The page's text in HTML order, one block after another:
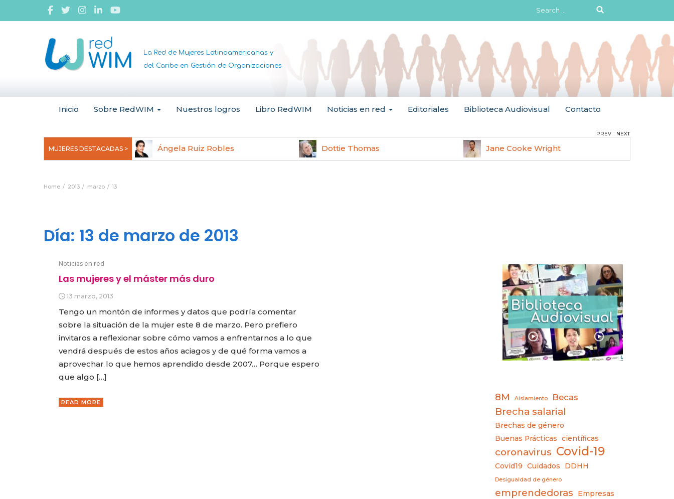
Search
for:
La Red de Mujeres Latinoamericanas y
del Caribe en Gestión de Organizaciones
Inicio Sobre RedWIM Nuestros logros Libro RedWIM Noticias en red Editoriales Biblioteca Audiovisual Contacto
MUJERES DESTACADAS >
Uchegbu, pionera en
Ángela Ruiz Robles Dottie Thomas Jane Cooke Wright
PREV NEXT
Home 2013 marzo 13
Día: 13 de marzo de 2013
Noticias en red
Las mujeres y el máster más duro
13 marzo, 2013
Tengo un montón de informes y datos que podría comentar
sobre la situación de la mujer este 8 de marzo. Pero prefiero
invitaros a reflexionar sobre cómo vamos a enfrentarnos a lo que
vendrá después de estos años aciagos y de qué forma vamos a
aprovechar lo que hemos aprendido desde 2007… Porque espero
que algo […]
READ MORE 8M Aislamiento Becas
Brecha salarial
Brechas de género
Buenas Prácticas
científicas
coronavirus Covid-19
Covid19 Cuidados DDHH
Desigualdad de género
emprendedoras
Empresas